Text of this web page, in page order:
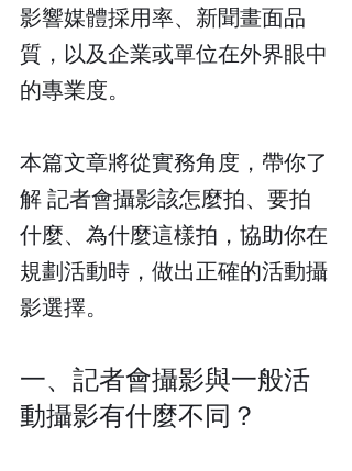
影響媒體採用率、新聞畫面品
質，以及企業或單位在外界眼中
的專業度。
本篇文章將從實務角度，帶你了
解 記者會攝影該怎麼拍、要拍
什麼、為什麼這樣拍，協助你在
規劃活動時，做出正確的活動攝
影選擇。
一、記者會攝影與一般活
動攝影有什麼不同？